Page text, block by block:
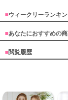
■ウィークリーランキ
■あなたにおすすめの
■閲覧履歴